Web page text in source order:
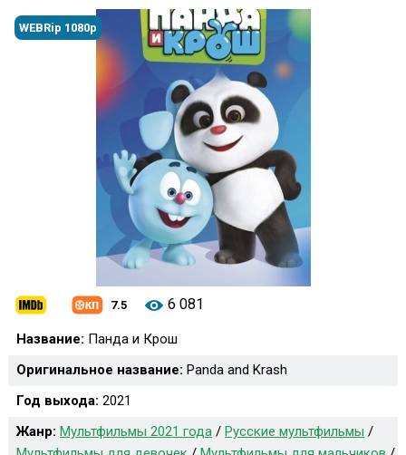
WEBRip 1080p
7.5 6 081
Название: Панда и Крош
Оригинальное название: Panda and Krash
Год выхода: 2021
Жанр: Мультфильмы 2021 года / Русские мультфильмы /